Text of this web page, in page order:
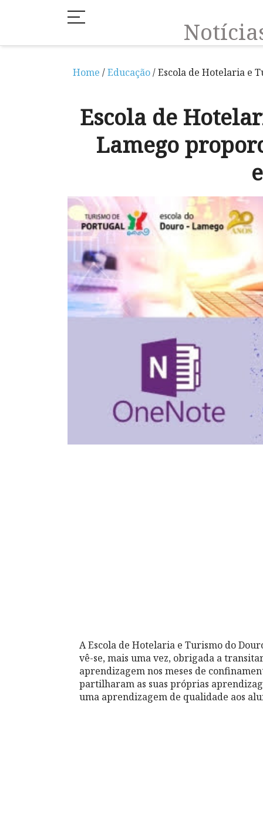
Home /Educação/ Escola de Hotelaria e
Escola de
Lamego
A Escola de Hotelaria e Turismo do
vê-se, mais uma vez, obrigada a
aprendizagem nos meses de
partilharam as suas próprias
uma aprendizagem de qualidade aos